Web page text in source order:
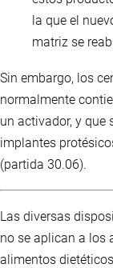
la que el
matriz se
Sin embargo, los
normalmente
un activador, y que
implantes
(partida 30.06).
Las diversas
no se aplican a los
alimentos